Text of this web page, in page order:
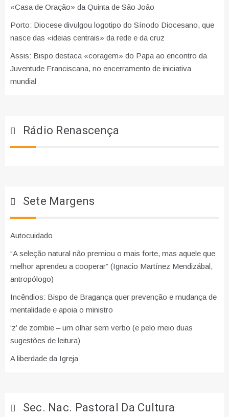
«Casa de Oração» da Quinta de São João
Porto: Diocese divulgou logotipo do Sínodo Diocesano, que
nasce das «ideias centrais» da rede e da cruz
Assis: Bispo destaca «coragem» do Papa ao encontro da
Juventude Franciscana, no encerramento de iniciativa
mundial
Rádio Renascença
Sete Margens
Autocuidado
“A seleção natural não premiou o mais forte, mas aquele que
melhor aprendeu a cooperar” (Ignacio Martínez Mendizábal,
antropólogo)
Incêndios: Bispo de Bragança quer prevenção e mudança de
mentalidade e apoia o ministro
‘z’ de zombie – um olhar sem verbo (e pelo meio duas
sugestões de leitura)
A liberdade da Igreja
Sec. Nac. Pastoral Da Cultura